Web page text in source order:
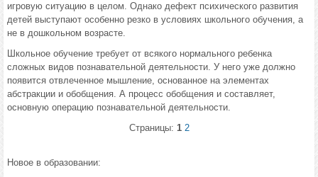
игровую ситуацию в целом. Однако дефект психического развития
детей выступают особенно резко в условиях школьного обучения, а
не в дошкольном возрасте.
Школьное обучение требует от всякого нормального ребенка
сложных видов познавательной деятельности. У него уже должно
появится отвлеченное мышление, основанное на элементах
абстракции и обобщения. А процесс обобщения и составляет,
основную операцию познавательной деятельности.
Страницы: 1 2
Новое в образовании: